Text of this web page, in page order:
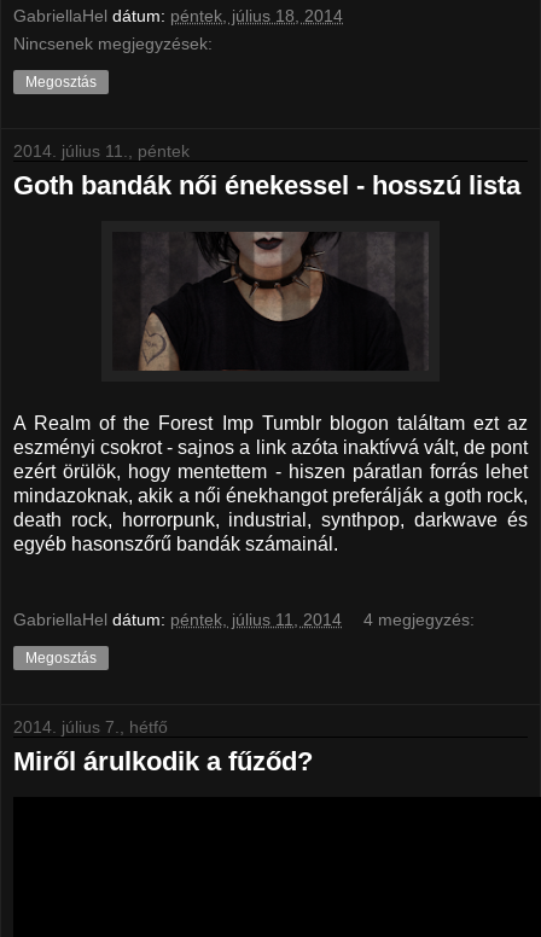
GabriellaHel dátum: péntek, július 18, 2014
Nincsenek megjegyzések:
Megosztás
2014. július 11., péntek
Goth bandák női énekessel - hosszú lista
A Realm of the Forest Imp Tumblr blogon találtam ezt az
eszményi csokrot - sajnos a link azóta inaktívvá vált, de pont
ezért örülök, hogy mentettem - hiszen páratlan forrás lehet
mindazoknak, akik a női énekhangot preferálják a goth rock,
death rock, horrorpunk, industrial, synthpop, darkwave és
egyéb hasonszőrű bandák számainál.
GabriellaHel dátum: péntek, július 11, 2014 4 megjegyzés:
Megosztás
2014. július 7., hétfő
Miről árulkodik a fűződ?